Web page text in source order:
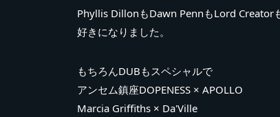
Phyllis DillonもDawn PennもLord Creator
好きになりました。
もちろんDUBもスペシャルで
アンセム鎮座DOPENESS × APOLLO
Marcia Griffiths × Da'Ville